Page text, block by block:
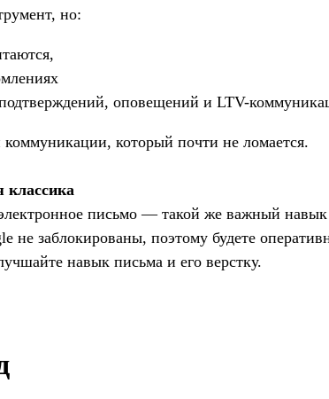
но:
оповещений и LTV-
который почти не ломается.
письмо — такой же важный навык
не заблокированы, поэтому будете
навык письма и его верстку.